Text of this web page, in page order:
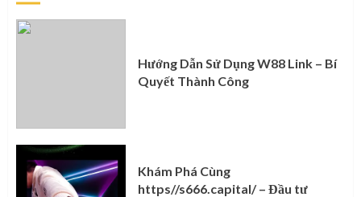
Hướng Dẫn Sử Dụng W88 Link – Bí
Quyết Thành Công
Khám Phá Cùng
https//s666.capital/ – Đầu tư